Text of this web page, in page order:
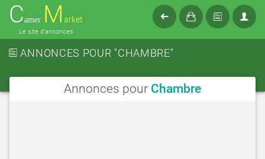
Camer M arket
Le site d'annonces
ANNONCES POUR "CHAMBRE"
Annonces pour Chambre